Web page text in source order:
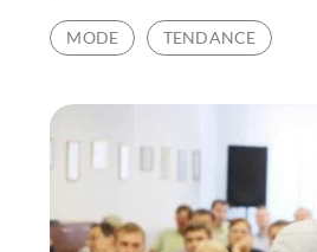
APPLICATIONS
GÉNIALES
VENDRE
VÊTEMENTS
EN
LIGNE
MODE TENDANCE